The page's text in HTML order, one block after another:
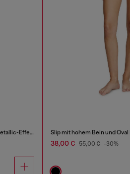
String-Tanga aus Stretch-Baumwolle mit Metallic-Effekt Slip mit hohem Bein und
38,00 € 55,00 € -30%